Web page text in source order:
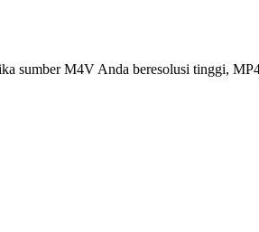
sumber M4V Anda beresolusi tinggi,